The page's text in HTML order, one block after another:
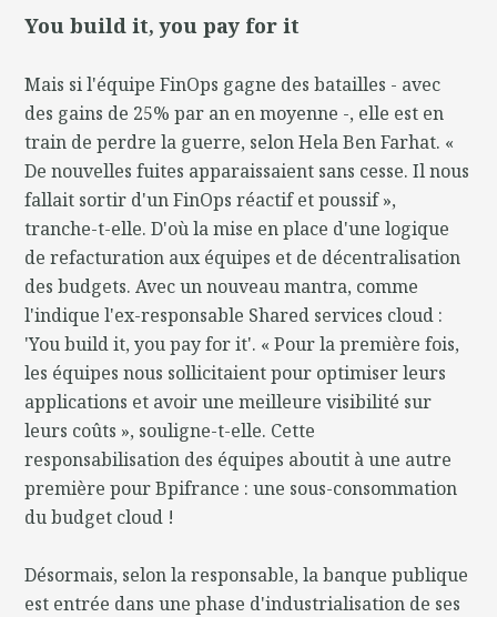
You build it, you pay for it
Mais si l'équipe FinOps gagne des batailles - avec
des gains de 25% par an en moyenne -, elle est en
train de perdre la guerre, selon Hela Ben Farhat. «
De nouvelles fuites apparaissaient sans cesse. Il nous
fallait sortir d'un FinOps réactif et poussif »,
tranche-t-elle. D'où la mise en place d'une logique
de refacturation aux équipes et de décentralisation
des budgets. Avec un nouveau mantra, comme
l'indique l'ex-responsable Shared services cloud :
'You build it, you pay for it'. « Pour la première fois,
les équipes nous sollicitaient pour optimiser leurs
applications et avoir une meilleure visibilité sur
leurs coûts », souligne-t-elle. Cette
responsabilisation des équipes aboutit à une autre
première pour Bpifrance : une sous-consommation
du budget cloud !
Désormais, selon la responsable, la banque publique
est entrée dans une phase d'industrialisation de ses